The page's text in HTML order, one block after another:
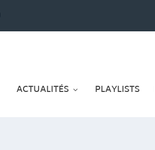
ACTUALITÉS PLAYLISTS